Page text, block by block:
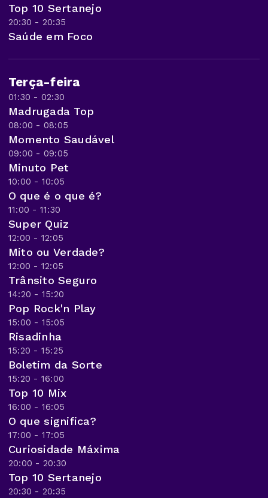
Top 10 Sertanejo
20:30 - 20:35
Saúde em Foco
Terça-feira
01:30 - 02:30
Madrugada Top
08:00 - 08:05
Momento Saudável
09:00 - 09:05
Minuto Pet
10:00 - 10:05
O que é o que é?
11:00 - 11:30
Super Quiz
12:00 - 12:05
Mito ou Verdade?
12:00 - 12:05
Trânsito Seguro
14:20 - 15:20
Pop Rock'n Play
15:00 - 15:05
Risadinha
15:20 - 15:25
Boletim da Sorte
15:20 - 16:00
Top 10 Mix
16:00 - 16:05
O que significa?
17:00 - 17:05
Curiosidade Máxima
20:00 - 20:30
Top 10 Sertanejo
20:30 - 20:35